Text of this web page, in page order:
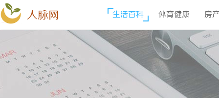
人脉网 生活百科 体育健康 房